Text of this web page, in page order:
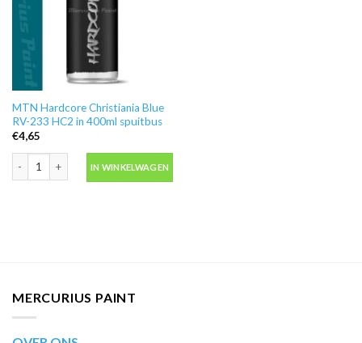
MTN Hardcore Christiania Blue
RV-233 HC2 in 400ml spuitbus
€4,65
IN WINKELWAGEN
MERCURIUS PAINT